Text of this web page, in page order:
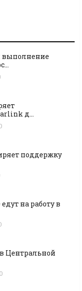
выполнение
д...
поддержку
на работу в
Центральной
0